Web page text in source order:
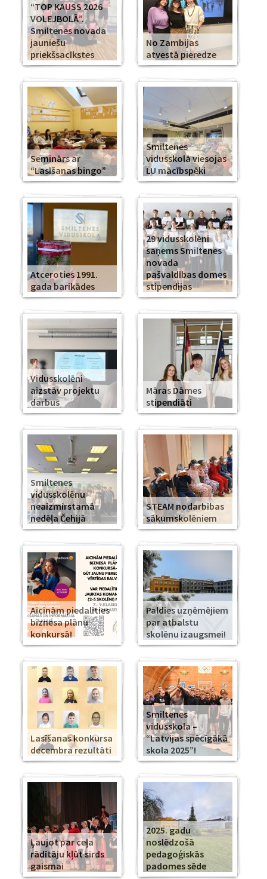
“TOP KAUSS 2026
VOLEJBOLĀ”.
Smiltenes novada
jauniešu
priekšsacīkstes
No Zambijas
atvestā pieredze
Seminārs ar
“Lasīšanas bingo”
Smiltenes
vidusskolā viesojas
LU mācībspēki
Atceroties 1991.
gada barikādes
29 vidusskolēni
saņems Smiltenes
novada
pašvaldības domes
stipendijas
Vidusskolēni
aizstāv projektu
darbus
Māras Dāmes
stipendiāti
Smiltenes
vidusskolēnu
neaizmirstamā
nedēļa Čehijā
STEAM nodarbības
sākumskolēniem
Aicinām piedalīties
biznesa plānu
konkursā!
Paldies uzņēmējiem
par atbalstu
skolēnu izaugsmei!
Lasīšanas konkursa
decembra rezultāti
Smiltenes
vidusskola –
“Latvijas spēcīgākā
skola 2025”!
Ļaujot par ceļa
rādītāju kļūt sirds
gaismai
2025. gadu
noslēdzošā
pedagoģiskās
padomes sēde